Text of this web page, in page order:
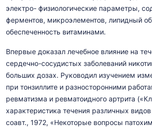
электро- физиологические параметры,
ферментов, микроэлементов, липидный
обеспеченность витаминами.
Впервые доказал лечебное влияние на
сердечно-сосудистых заболеваний
больших дозах. Руководил изучением
при тонзиллите и разносторонними
ревматизма и ревматоидного артрита
характеристика течения различных
соавт., 1972, «Некоторые вопросы